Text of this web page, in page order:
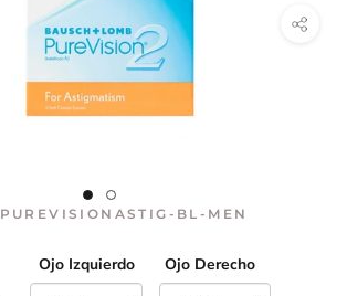
PUREVISIONASTIG-BL-MEN
Ojo Izquierdo Ojo Derecho